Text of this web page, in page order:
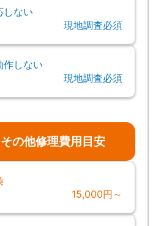
しない
現地調査必須
作しない
現地調査必須
の他修理費用目安
15,000円～